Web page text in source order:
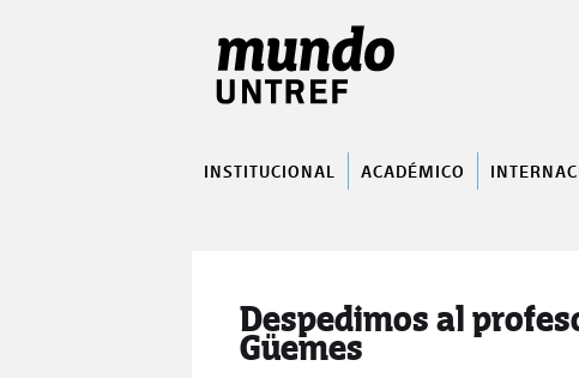
INSTITUCIONAL ACADÉMICO
Despedimos al
Güemes